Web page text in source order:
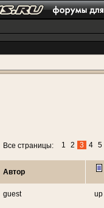
Все страницы: 1 2 3 4 5
Автор
guest up